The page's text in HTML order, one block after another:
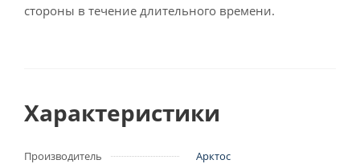
стороны в течение длительного времени.
Характеристики
Производитель
Арктос